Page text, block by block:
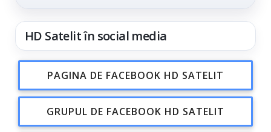
HD Satelit în social media
PAGINA DE FACEBOOK HD SATELIT
GRUPUL DE FACEBOOK HD SATELIT